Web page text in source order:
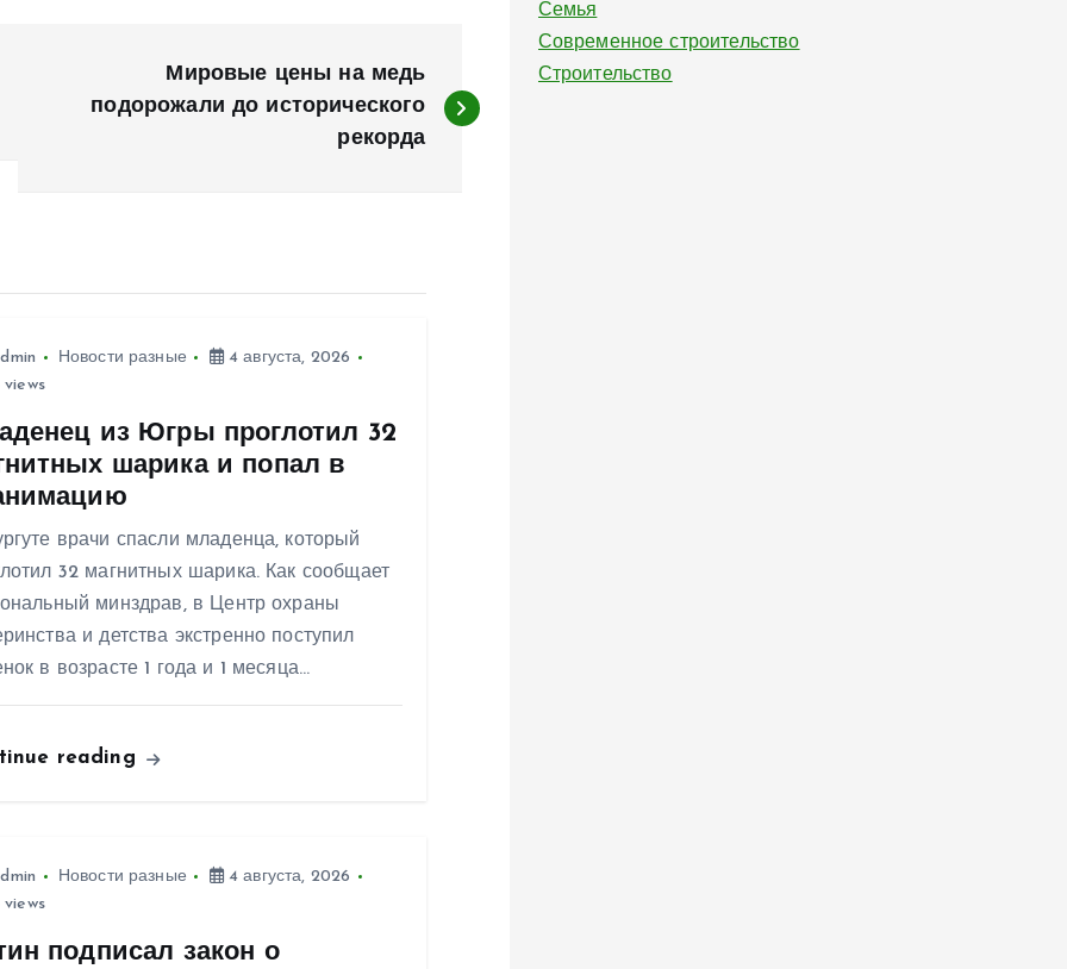
Мировые цены на медь
подорожали до исторического
рекорда
Новости разные
4 августа, 2026
views
из Югры проглотил 32
шарика и попал в
врачи спасли младенца, который
32 магнитных шарика. Как сообщает
минздрав, в Центр охраны
и детства экстренно поступил
в возрасте 1 года и 1 месяца…
reading
Новости разные
4 августа, 2026
views
подписал закон о
Семья
Современное строительство
Строительство